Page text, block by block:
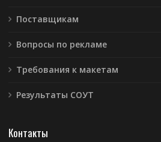
Поставщикам
Вопросы по рекламе
Требования к макетам
Результаты СОУТ
Контакты